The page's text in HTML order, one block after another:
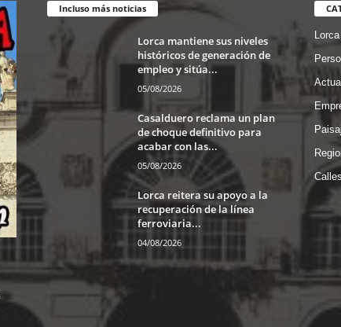
Incluso más noticias
Lorca mantiene sus niveles
históricos de generación de
empleo y sitúa...
05/08/2026
Casalduero reclama un plan
de choque definitivo para
acabar con las...
05/08/2026
Lorca reitera su apoyo a la
recuperación de la línea
ferroviaria...
04/08/2026
Lorca